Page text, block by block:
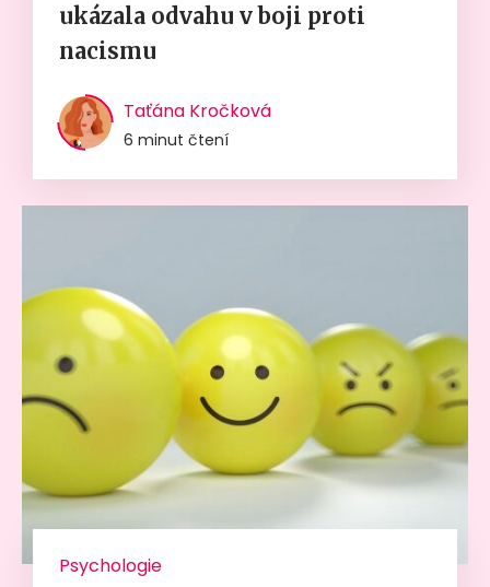
ukázala odvahu v boji proti
nacismu
Taťána Kročková
6 minut čtení
Psychologie